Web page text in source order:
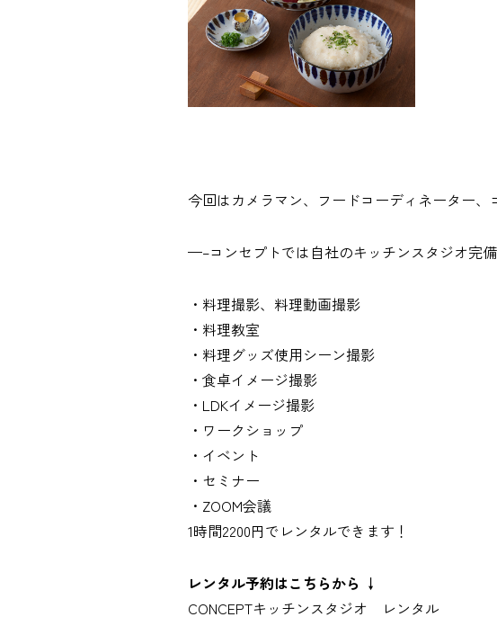
今回はカメラマン、フードコーディネーター
—–コンセプトでは自社のキッチンスタジオ完
・料理撮影、料理動画撮影
・料理教室
・料理グッズ使用シーン撮影
・食卓イメージ撮影
・LDKイメージ撮影
・ワークショップ
・イベント
・セミナー
・ZOOM会議
1時間2200円でレンタルできます！
レンタル予約はこちらから ↓
CONCEPTキッチンスタジオ レンタル